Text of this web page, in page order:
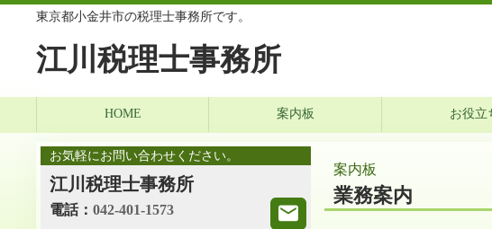
東京都小金井市の税理士事務所です。
江川税理士事務所
HOME 案内板 お役立
案内板
業務案内
お気軽にお問い合わせください。
江川税理士事務所
電話： 042-401-1573